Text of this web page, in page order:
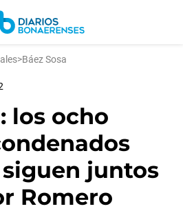
>Báez Sosa
los ocho
juntos
Romero